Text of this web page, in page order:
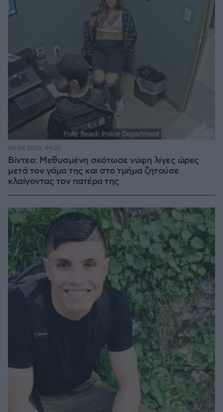
Βίντεο: Μεθυσμένη σκότωσε νύφη λίγες ώρες
μετά τον γάμο της και στο τμήμα ζητούσε
κλαίγοντας τον πατέρα της
08.08.2026, 09:25